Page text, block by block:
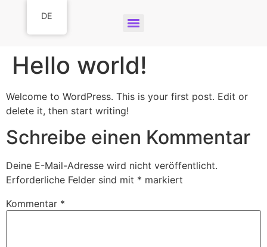
Hello world!
Welcome to WordPress. This is your first post. Edit or
delete it, then start writing!
Schreibe einen Kommentar
Deine E-Mail-Adresse wird nicht veröffentlicht.
Erforderliche Felder sind mit * markiert
Kommentar *
DE